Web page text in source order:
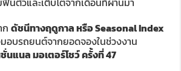
กดัชนีทางฤดูกาล หรือ Seasonal Index
อบรถยนต์จากยอดจองในช่วงงาน
นแนล มอเตอร์โชว์ ครั้งที่ 47